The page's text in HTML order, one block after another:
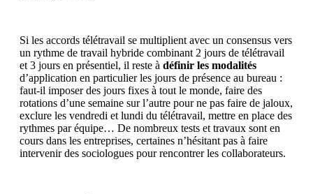
Si les accords télétravail se multiplient avec un consensus vers
un rythme de travail hybride combinant 2 jours de télétravail
et 3 jours en présentiel, il reste à définir les modalités
d’application en particulier les jours de présence au bureau :
faut-il imposer des jours fixes à tout le monde, faire des
rotations d’une semaine sur l’autre pour ne pas faire de jaloux,
exclure les vendredi et lundi du télétravail, mettre en place des
rythmes par équipe… De nombreux tests et travaux sont en
cours dans les entreprises, certaines n’hésitant pas à faire
intervenir des sociologues pour rencontrer les collaborateurs.